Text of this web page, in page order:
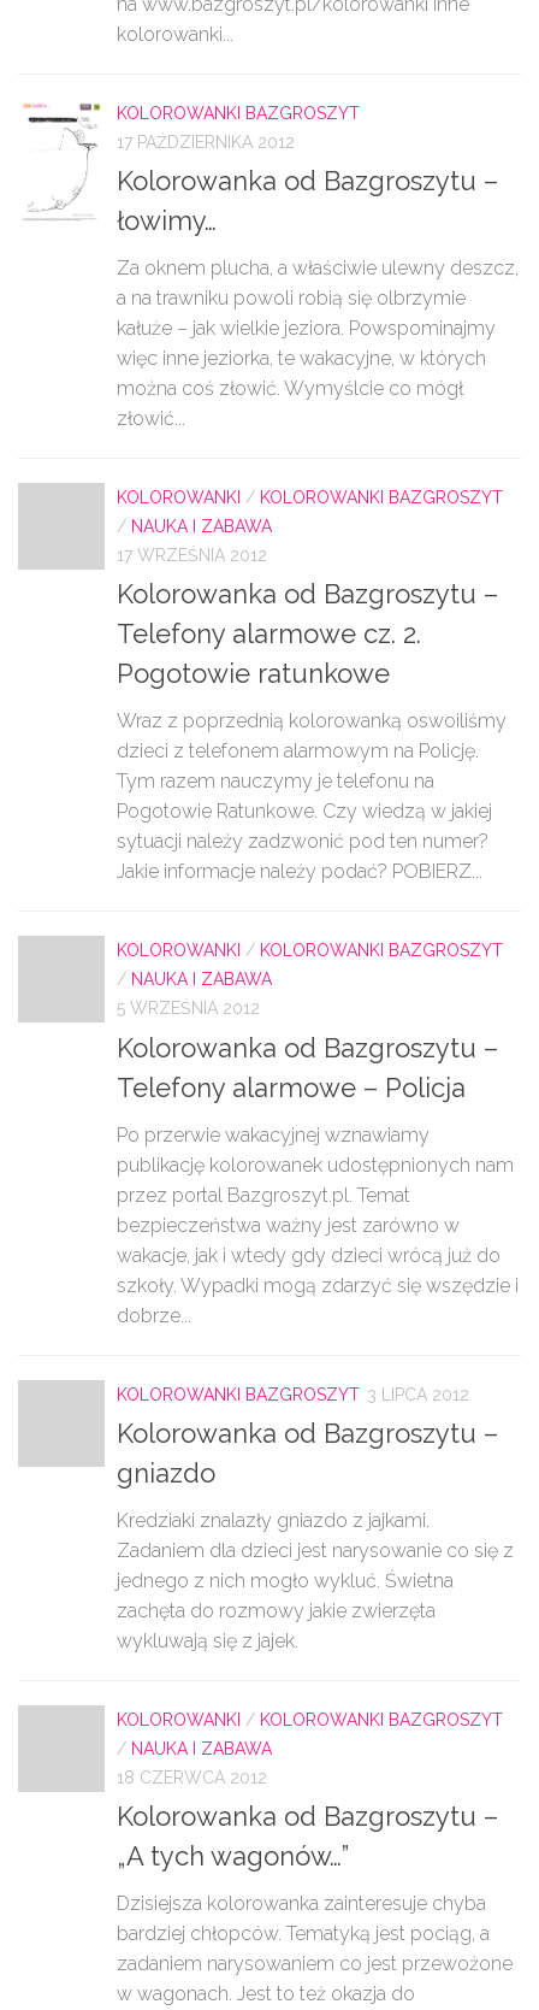
kolorowanki...
KOLOROWANKI BAZGROSZYT
17 PAŹDZIERNIKA 2012
Kolorowanka od Bazgroszytu –
łowimy…
Za oknem plucha, a właściwie ulewny deszcz,
a na trawniku powoli robią się olbrzymie
kałuże – jak wielkie jeziora. Powspominajmy
więc inne jeziorka, te wakacyjne, w których
można coś złowić. Wymyślcie co mógł
złowić...
KOLOROWANKI / KOLOROWANKI BAZGROSZYT
/ NAUKA I ZABAWA
17 WRZEŚNIA 2012
Kolorowanka od Bazgroszytu –
Telefony alarmowe cz. 2.
Pogotowie ratunkowe
Wraz z poprzednią kolorowanką oswoiliśmy
dzieci z telefonem alarmowym na Policję.
Tym razem nauczymy je telefonu na
Pogotowie Ratunkowe. Czy wiedzą w jakiej
sytuacji należy zadzwonić pod ten numer?
Jakie informacje należy podać? POBIERZ...
KOLOROWANKI / KOLOROWANKI BAZGROSZYT
/ NAUKA I ZABAWA
5 WRZEŚNIA 2012
Kolorowanka od Bazgroszytu –
Telefony alarmowe – Policja
Po przerwie wakacyjnej wznawiamy
publikację kolorowanek udostępnionych nam
przez portal Bazgroszyt.pl. Temat
bezpieczeństwa ważny jest zarówno w
wakacje, jak i wtedy gdy dzieci wrócą już do
szkoły. Wypadki mogą zdarzyć się wszędzie i
dobrze...
KOLOROWANKI BAZGROSZYT 3 LIPCA 2012
Kolorowanka od Bazgroszytu –
gniazdo
Kredziaki znalazły gniazdo z jajkami.
Zadaniem dla dzieci jest narysowanie co się z
jednego z nich mogło wykluć. Świetna
zachęta do rozmowy jakie zwierzęta
wykluwają się z jajek.
KOLOROWANKI / KOLOROWANKI BAZGROSZYT
/ NAUKA I ZABAWA
18 CZERWCA 2012
Kolorowanka od Bazgroszytu –
„A tych wagonów…”
Dzisiejsza kolorowanka zainteresuje chyba
bardziej chłopców. Tematyką jest pociąg, a
zadaniem narysowaniem co jest przewożone
w wagonach. Jest to też okazja do